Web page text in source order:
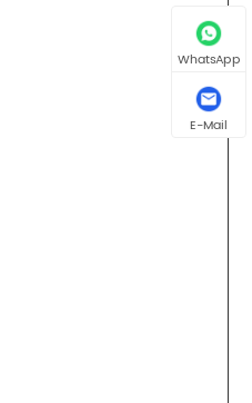
WhatsApp
E-Mail